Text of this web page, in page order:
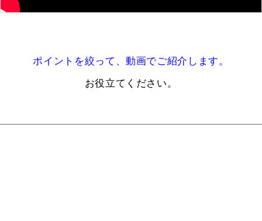
ポイントを絞って、動画でご紹介します。
お役立てください。